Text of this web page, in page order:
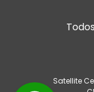
Satellite